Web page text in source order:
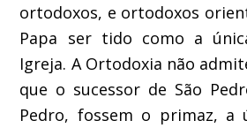
ortodoxos, e ortodoxos
Papa ser tido como a
Igreja. A Ortodoxia não
que o sucessor de São
Pedro, fossem o primaz, a